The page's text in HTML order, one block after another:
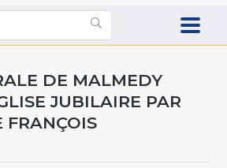
DE MALMEDY
JUBILAIRE PAR
FRANÇOIS